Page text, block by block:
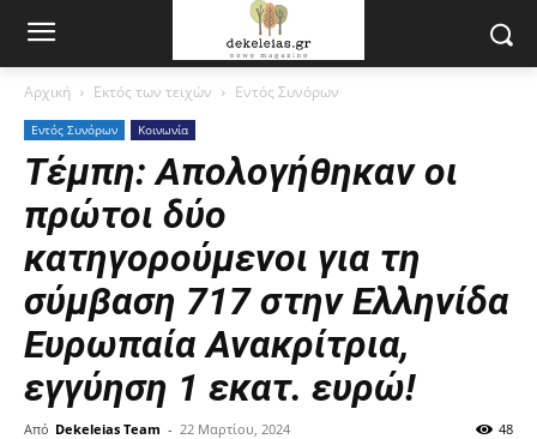
Αρχική Εκτός των τειχών Εντός Συνόρων
Εντός Συνόρων Κοινωνία
Τέμπη: Απολογήθηκαν οι
πρώτοι δύο
κατηγορούμενοι για τη
σύμβαση 717 στην Ελληνίδα
Ευρωπαία Ανακρίτρια,
εγγύηση 1 εκατ. ευρώ!
Από Dekeleias Team - 22 Μαρτίου, 2024 48